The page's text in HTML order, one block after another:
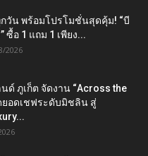
วัน พร้อมโปรโมชั่นสุดคุ้ม! “บี
ซื้อ 1 แถม 1 เพียง...
2026
ด์ ภูเก็ต จัดงาน “Across the
ยอดเชฟระดับมิชลิน สู่